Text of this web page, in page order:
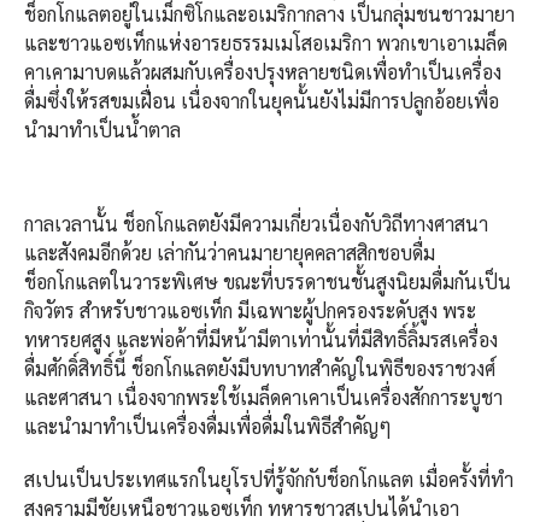
ช็อกโกแลตอยู่ในเม็กซิโกและอเมริกากลาง เป็นกลุ่มชนชาวมายา
และชาวแอซเท็กแห่งอารยธรรมเมโสอเมริกา พวกเขาเอาเมล็ด
คาเคามาบดแล้วผสมกับเครื่องปรุงหลายชนิดเพื่อทำเป็นเครื่อง
ดื่มซึ่งให้รสขมเฝื่อน เนื่องจากในยุคนั้นยังไม่มีการปลูกอ้อยเพื่อ
นำมาทำเป็นน้ำตาล
กาลเวลานั้น ช็อกโกแลตยังมีความเกี่ยวเนื่องกับวิถีทางศาสนา
และสังคมอีกด้วย เล่ากันว่าคนมายายุคคลาสสิกชอบดื่ม
ช็อกโกแลตในวาระพิเศษ ขณะที่บรรดาชนชั้นสูงนิยมดื่มกันเป็น
กิจวัตร สำหรับชาวแอซเท็ก มีเฉพาะผู้ปกครองระดับสูง พระ
ทหารยศสูง และพ่อค้าที่มีหน้ามีตาเท่านั้นที่มีสิทธิ์ลิ้มรสเครื่อง
ดื่มศักดิ์สิทธิ์นี้ ช็อกโกแลตยังมีบทบาทสำคัญในพิธีของราชวงศ์
และศาสนา เนื่องจากพระใช้เมล็ดคาเคาเป็นเครื่องสักการะบูชา
และนำมาทำเป็นเครื่องดื่มเพื่อดื่มในพิธีสำคัญๆ
สเปนเป็นประเทศแรกในยุโรปที่รู้จักกับช็อกโกแลต เมื่อครั้งที่ทำ
สงครามมีชัยเหนือชาวแอซเท็ก ทหารชาวสเปนได้นำเอา